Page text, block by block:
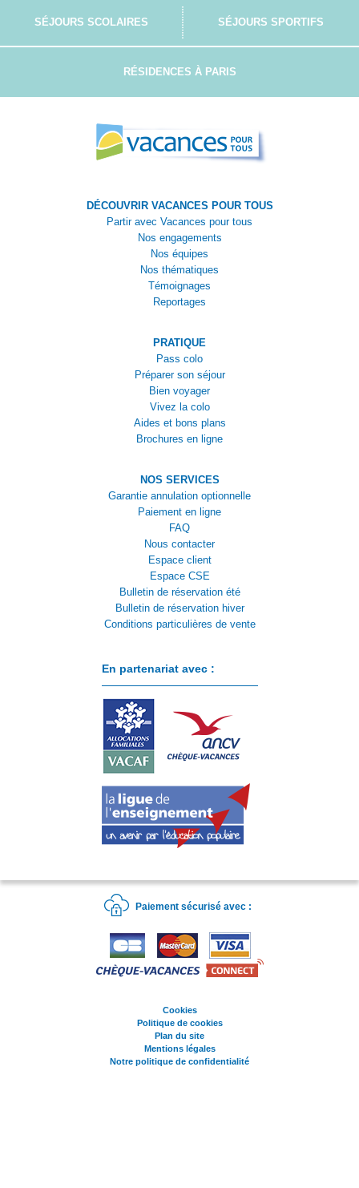
SÉJOURS SCOLAIRES SÉJOURS SPORTIFS
RÉSIDENCES À PARIS
DÉCOUVRIR VACANCES POUR TOUS
Partir avec Vacances pour tous
Nos engagements
Nos équipes
Nos thématiques
Témoignages
Reportages
PRATIQUE
Pass colo
Préparer son séjour
Bien voyager
Vivez la colo
Aides et bons plans
Brochures en ligne
NOS SERVICES
Garantie annulation optionnelle
Paiement en ligne
FAQ
Nous contacter
Espace client
Espace CSE
Bulletin de réservation été
Bulletin de réservation hiver
Conditions particulières de vente
En partenariat avec :
Paiement sécurisé avec :
Cookies
Politique de cookies
Plan du site
Mentions légales
Notre politique de confidentialité